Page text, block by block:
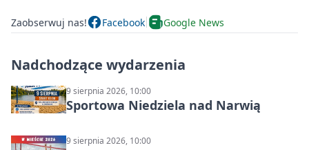
Zaobserwuj nas! Facebook Google News
Nadchodzące wydarzenia
9 sierpnia 2026, 10:00
Sportowa Niedziela nad Narwią
9 sierpnia 2026, 10:00